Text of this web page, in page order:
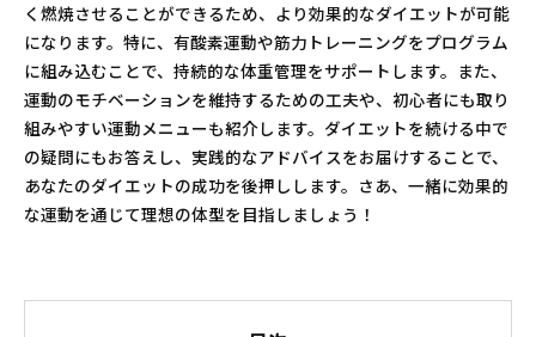
く燃焼させることができるため、より効果的なダイエットが可能
になります。特に、有酸素運動や筋力トレーニングをプログラム
に組み込むことで、持続的な体重管理をサポートします。また、
運動のモチベーションを維持するための工夫や、初心者にも取り
組みやすい運動メニューも紹介します。ダイエットを続ける中で
の疑問にもお答えし、実践的なアドバイスをお届けすることで、
あなたのダイエットの成功を後押しします。さあ、一緒に効果的
な運動を通じて理想の体型を目指しましょう！